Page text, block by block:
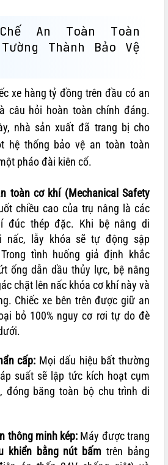
An Toàn Toàn
Thành Bảo Vệ
xe hàng tỷ đồng trên đầu có an
câu hỏi hoàn toàn chính đáng.
nhà sản xuất đã trang bị cho
hệ thống bảo vệ an toàn toàn
pháo đài kiên cố.
toàn cơ khí (Mechanical Safety
chiều cao của trụ nâng là các
đúc thép đặc. Khi bệ nâng di
nấc, lẫy khóa sẽ tự động sập
tình huống giả định khắc
ống dẫn dầu thủy lực, bệ nâng
chặt lên nấc khóa cơ khí này và
Chiếc xe bên trên được giữ an
bỏ 100% nguy cơ rơi tự do đè
cấp: Mọi dấu hiệu bất thường
suất sẽ lập tức kích hoạt cụm
đóng băng toàn bộ chu trình di
thông minh kép: Máy được trang
khiển bằng nút bấm trên bảng